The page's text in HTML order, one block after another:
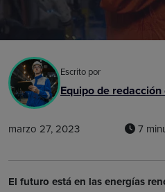
Escrito por
Equipo de redacción
marzo 27, 2023 7
El futuro está en las energías